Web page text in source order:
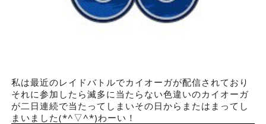
私は最近のレイドバトルでカイオーガが配信されており
それに参加したら滅多に当たらない色違いのカイオーガ
が二日連続で当たってしまいその日からまたはまってし
まいました(*^▽^*)わーい！